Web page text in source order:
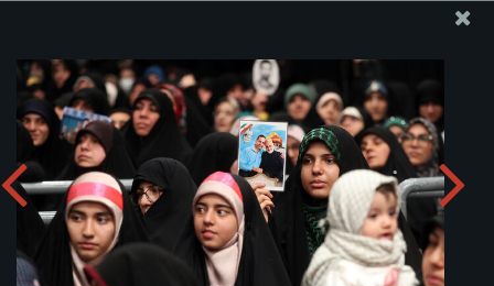
ارسال نامه
وجوهات
دیدار هزاران نفر از زنان و دختران دریافت آلبوم:zip